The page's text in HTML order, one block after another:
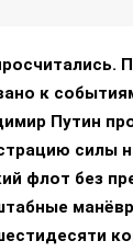
к
Путин
силы
флот без